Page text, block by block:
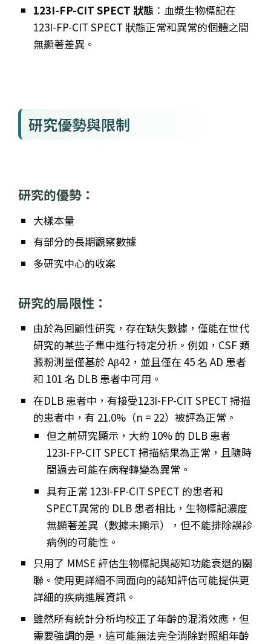
123I-FP-CIT SPECT 狀態 ：血漿生物標記在
123I-FP-CIT SPECT 狀態正常和異常的個體之間
無顯著差異。
研究優勢與限制
研究的優勢 ：
大樣本量
有部分的長期觀察數據
多研究中心的收案
研究的局限性 ：
由於為回顧性研究，存在缺失數據，僅能在世代
研究的某些子集中進行特定分析。例如，CSF 類
澱粉測量僅基於 Aβ42，並且僅在 45 名 AD 患者
和 101 名 DLB 患者中可用。
在DLB 患者中，有接受123I-FP-CIT SPECT 掃描
的患者中，有 21.0%（n = 22）被評為正常。
但之前研究顯示，大約 10% 的 DLB 患者
123I-FP-CIT SPECT 掃描結果為正常，且隨時
間過去可能在病程轉變為異常。
具有正常 123I-FP-CIT SPECT 的患者和
SPECT異常的 DLB 患者相比，生物標記濃度
無顯著差異（數據未顯示），但不能排除誤診
病例的可能性。
只用了 MMSE 評估生物標記與認知功能衰退的關
聯。使用更詳細不同面向的認知評估可能提供更
詳細的疾病進展資訊。
雖然所有統計分析均校正了年齡的混淆效應，但
需要強調的是，這可能無法完全消除對照組年齡